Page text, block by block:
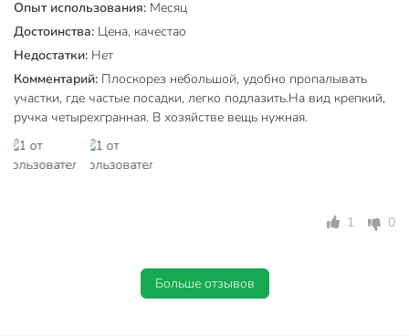
Опыт использования: Месяц
Достоинства: Цена, качестао
Недостатки: Нет
Комментарий: Плоскорез небольшой, удобно пропалывать
участки, где частые посадки, легко подлазить.На вид крепкий,
ручка четырехгранная. В хозяйстве вещь нужная.
1 0
Больше отзывов